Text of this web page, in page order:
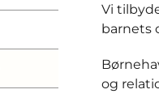
Vi
barnets
og